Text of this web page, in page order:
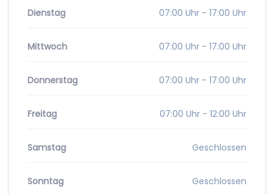
Dienstag 07:00 Uhr - 17:00 Uhr
Mittwoch 07:00 Uhr - 17:00 Uhr
Donnerstag 07:00 Uhr - 17:00 Uhr
Freitag 07:00 Uhr - 12:00 Uhr
Samstag Geschlossen
Sonntag Geschlossen